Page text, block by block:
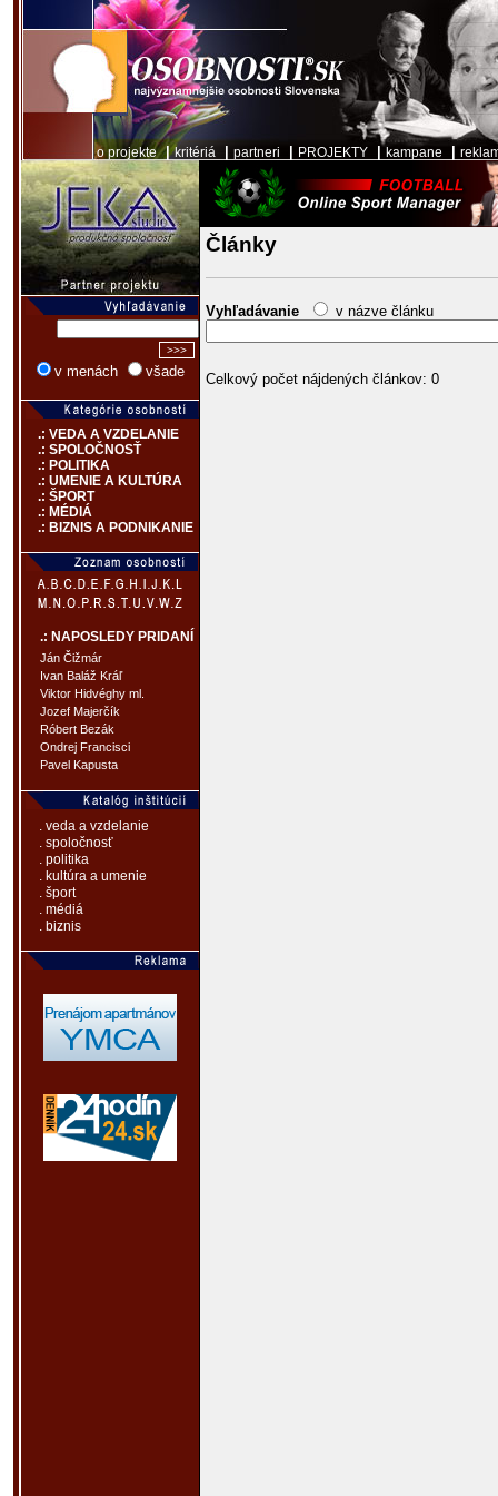
o projekte|kritériá partneri PROJEKTY kampane
v menách všade
.: VEDA A VZDELANIE
.: SPOLOČNOSŤ
.: POLITIKA
.: UMENIE A KULTÚRA
.: ŠPORT
.: MÉDIÁ
.: BIZNIS A PODNIKANIE
.: NAPOSLEDY PRIDANÍ
Ján Čižmár
Ivan Baláž Kráľ
Viktor Hidvéghy ml.
Jozef Majerčík
Róbert Bezák
Ondrej Francisci
Pavel Kapusta
. veda a vzdelanie
. spoločnosť
. politika
. kultúra a umenie
. šport
. médiá
. biznis
Články
Vyhľadávanie v názve článku
Celkový počet nájdených článkov: 0